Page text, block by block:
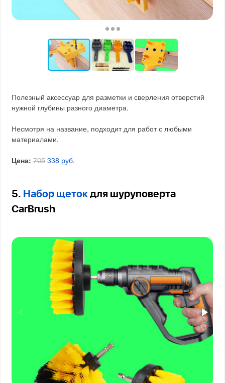
Полезный аксессуар для разметки и сверления отверстий
нужной глубины разного диаметра.
Несмотря на название, подходит для работ с любыми
материалами.
Цена: 705 338 руб.
5. Набор щеток для шуруповерта
CarBrush